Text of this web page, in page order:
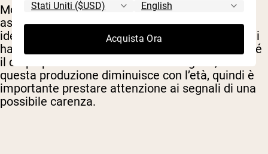
Molti di noi hanno sentito parlare dei benefici di
assumere abbastanza proteine, ma pochi
identificano il collagene come una proteina di cui
hanno bisogno di assumere di più. Questo perché
il corpo produce naturalmente collagene, ma
questa produzione diminuisce con l’età, quindi è
importante prestare attenzione ai segnali di una
possibile carenza.
Acquista Ora